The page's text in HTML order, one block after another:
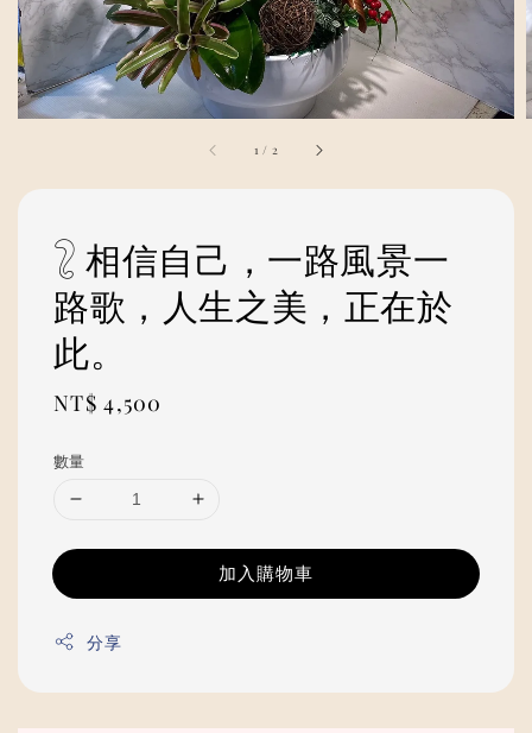
1 / 2
𓃇 相信自己，一路風景一
路歌，人生之美，正在於
此。
Regular
NT$ 4,500
數量
加入購物車
分享